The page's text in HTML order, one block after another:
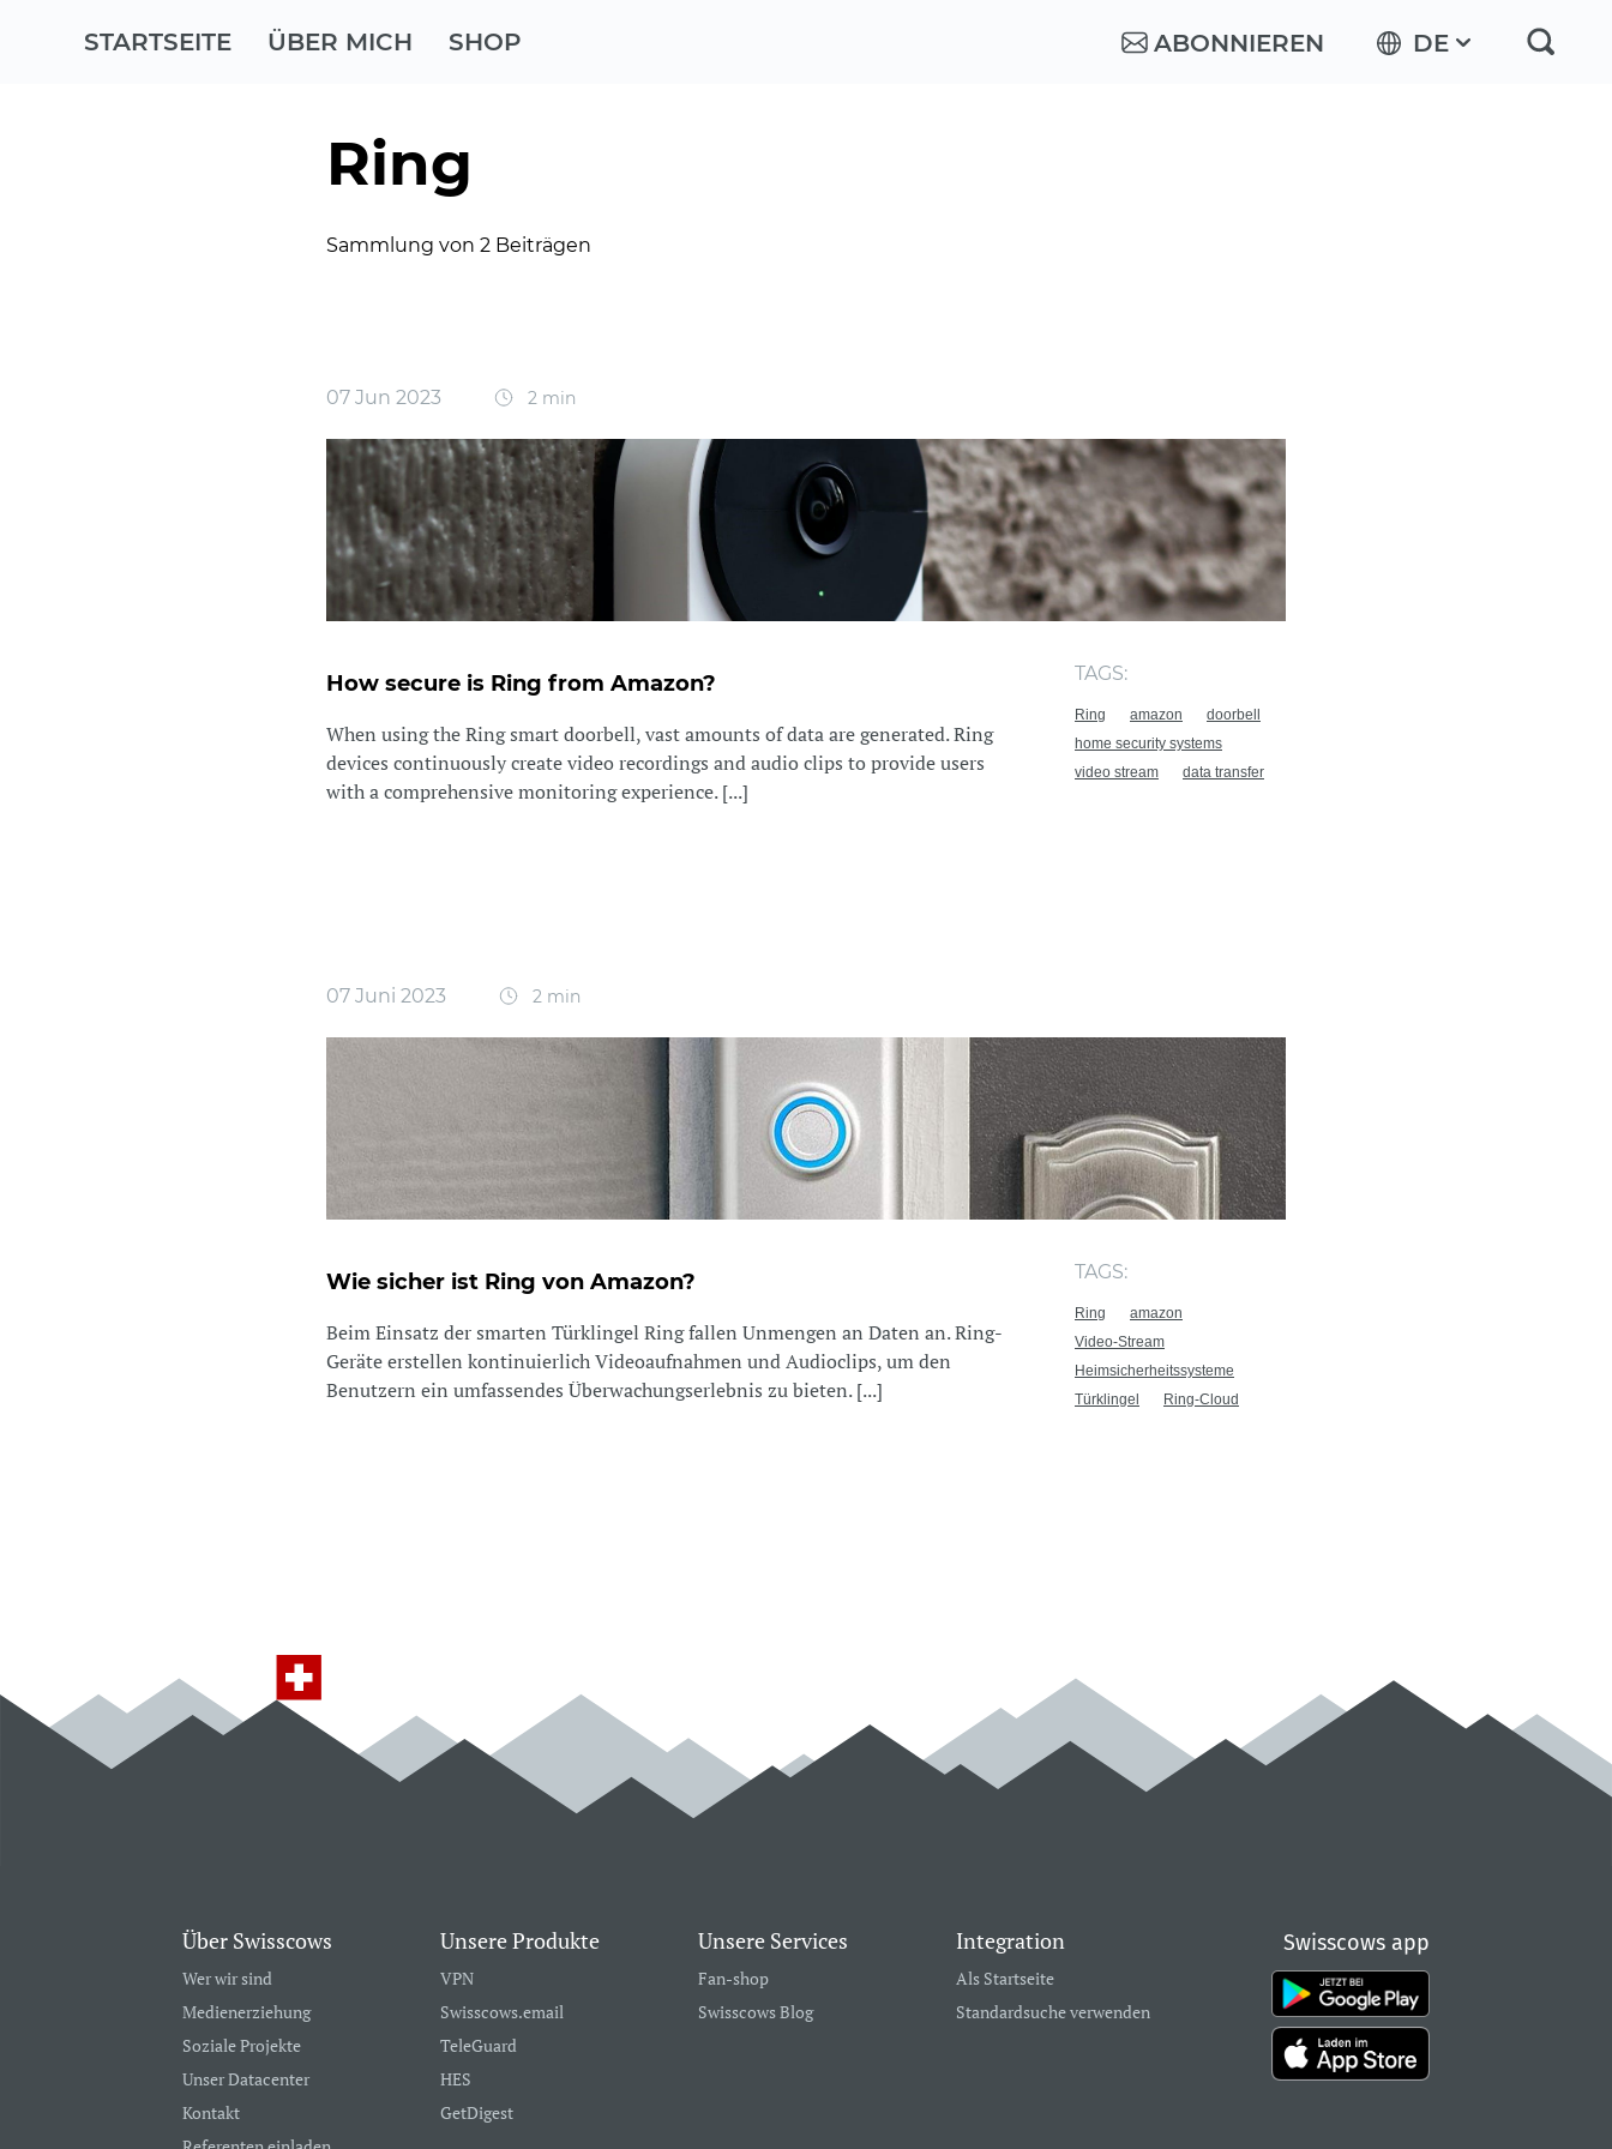
STARTSEITE ÜBER MICH SHOP ABONNIEREN DE
Ring
Sammlung von 2 Beiträgen
07 Jun 2023 2 min
How secure is Ring from Amazon?
When using the Ring smart doorbell, vast amounts of data are generated. Ring
devices continuously create video recordings and audio clips to provide users
with a comprehensive monitoring experience. [...]
TAGS:
Ring amazon
doorbell
home security systems
video stream
data transfer
07 Juni 2023 2 min
Wie sicher ist Ring von Amazon?
Beim Einsatz der smarten Türklingel Ring fallen Unmengen an Daten an. Ring-
Geräte erstellen kontinuierlich Videoaufnahmen und Audioclips, um den
Benutzern ein umfassendes Überwachungserlebnis zu bieten. [...]
TAGS:
Ring
amazon
Video-Stream
Heimsicherheitssysteme
Türklingel
Ring-Cloud
Über Swisscows
Wer wir sind
Medienerziehung
Soziale Projekte
Unser Datacenter
Kontakt
Unsere Produkte
VPN
Swisscows.email
TeleGuard
HES
GetDigest
Unsere Services
Fan-shop
Swisscows Blog
Integration
Als Startseite
Standardsuche verwenden
Swisscows app